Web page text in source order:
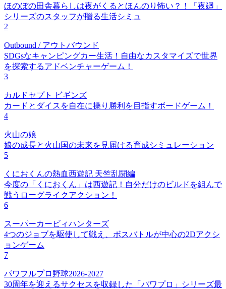
ほのぼの田舎暮らしは夜がくるとほんのり怖い？！「夜廻」
シリーズのスタッフが贈る生活シミュ
2
Outbound / アウトバウンド
SDGsなキャンピングカー生活！自由なカスタマイズで世界
を探索するアドベンチャーゲーム！
3
カルドセプト ビギンズ
カードとダイスを自在に操り勝利を目指すボードゲーム！
4
火山の娘
娘の成長と火山国の未来を見届ける育成シミュレーション
5
くにおくんの熱血西遊記 天竺乱闘編
今度の「くにおくん」は西遊記！自分だけのビルドを組んで
戦うローグライクアクション！
6
スーパーカービィハンターズ
4つのジョブを駆使して戦え、ボスバトルが中心の2Dアクシ
ョンゲーム
7
パワフルプロ野球2026-2027
30周年を迎えるサクセスを収録した「パワプロ」シリーズ最